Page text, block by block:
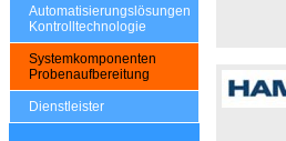
Automatisierungslösungen
Kontrolltechnologie
Systemkomponenten
Probenaufbereitung
Dienstleister